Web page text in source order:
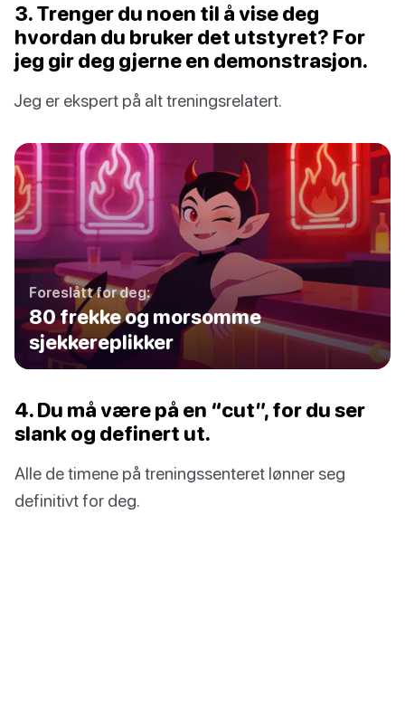
3. Trenger du noen til å vise deg
hvordan du bruker det utstyret? For
jeg gir deg gjerne en demonstrasjon.
Jeg er ekspert på alt treningsrelatert.
Foreslått for deg:
80 frekke og morsomme
sjekkereplikker
4. Du må være på en “cut”, for du ser
slank og definert ut.
Alle de timene på treningssenteret lønner seg
definitivt for deg.